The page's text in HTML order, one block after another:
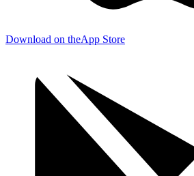
Download on theApp Store